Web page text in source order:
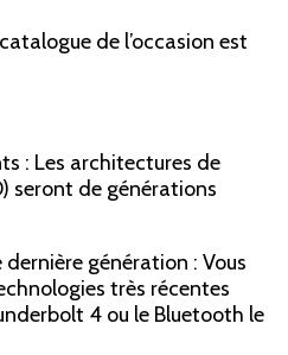
de l’occasion est
: Les architectures de
seront de générations
génération : Vous
très récentes
4 ou le Bluetooth le